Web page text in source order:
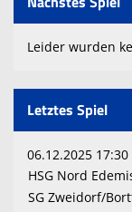
Leider wurden
Letztes Spiel
06.12.2025 17:30
HSG Nord
SG Zweidorf/